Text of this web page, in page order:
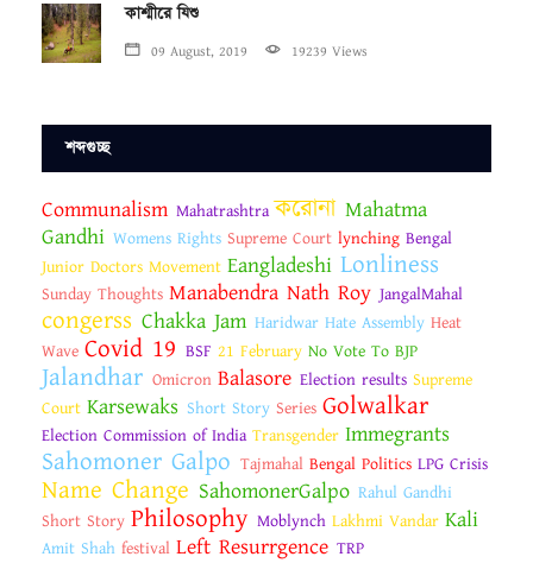
কাশ্মীরে যিশু
09 August, 2019 19239 Views
শব্দগুচ্ছ
Communalism Mahatrashtra করোনা Mahatma
Gandhi Womens Rights Supreme Court lynching Bengal
Junior Doctors Movement Eangladeshi Lonliness
Sunday Thoughts Manabendra Nath Roy JangalMahal
congerss Chakka Jam Haridwar Hate Assembly Heat
Wave Covid 19 BSF 21 February No Vote To BJP
Jalandhar Omicron Balasore Election results Supreme
Court Karsewaks Short Story Series Golwalkar
Election Commission of India Transgender Immegrants
Sahomoner Galpo Tajmahal Bengal Politics LPG Crisis
Name Change SahomonerGalpo Rahul Gandhi
Short Story Philosophy Moblynch Lakhmi Vandar Kali
Amit Shah festival Left Resurrgence TRP